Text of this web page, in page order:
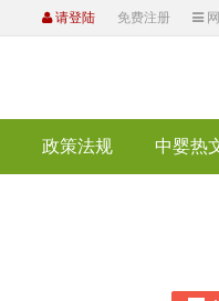
请登陆 免费注册
政策法规 中婴热